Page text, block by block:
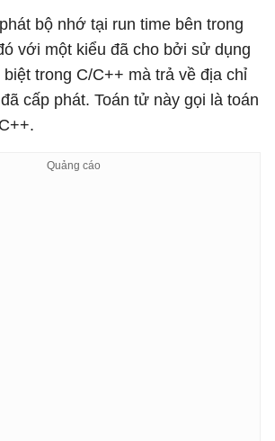
bộ nhớ tại run time bên trong
với một kiểu đã cho bởi sử dụng
trong C/C++ mà trả về địa chỉ
cấp phát. Toán tử này gọi là toán